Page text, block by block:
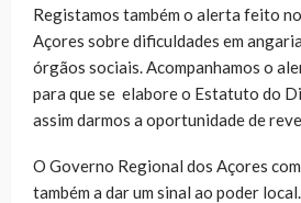
Registamos também o alerta feito
Açores sobre dificuldades em
órgãos sociais. Acompanhamos o
para que se elabore o Estatuto do
assim darmos a oportunidade de
O Governo Regional dos Açores
também a dar um sinal ao poder